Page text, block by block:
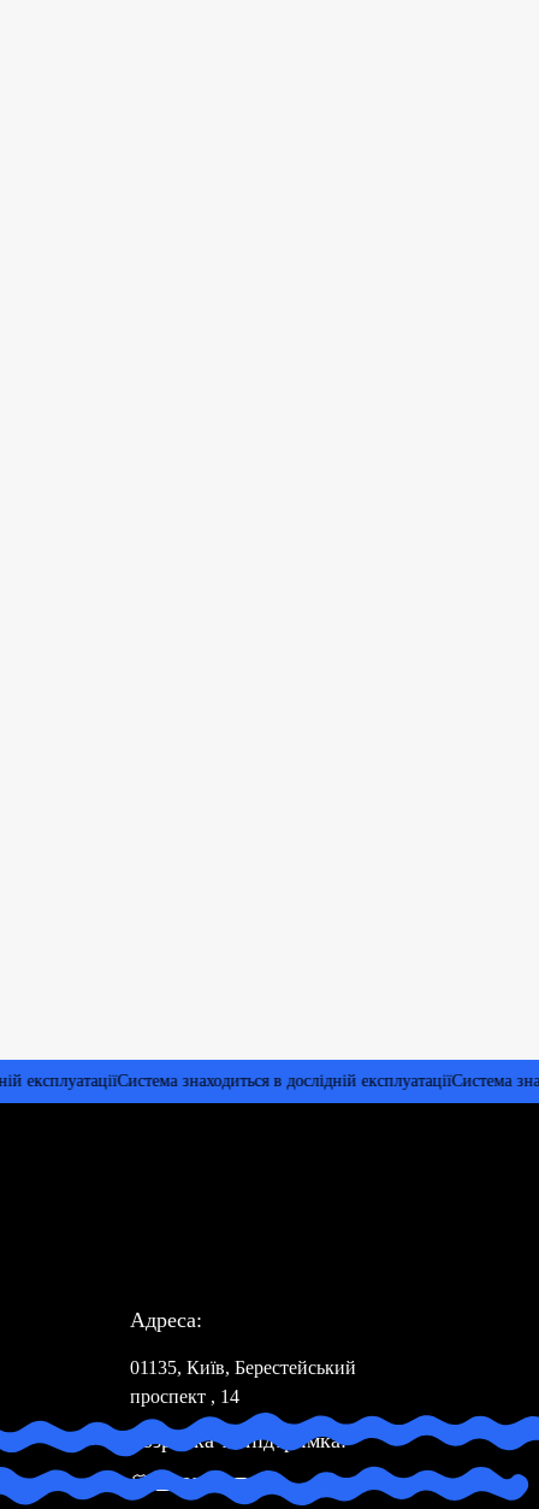
Система знаходиться в дослідній експлуатаціїСистема
Адреса:
01135, Київ, Берестейський
проспект , 14
Розробка та підтримка: